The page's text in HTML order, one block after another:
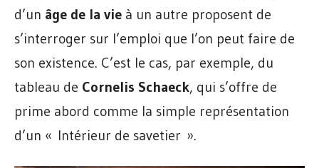
d’un âge de la vie à un autre proposent de
s’interroger sur l’emploi que l’on peut faire de
son existence. C’est le cas, par exemple, du
tableau de Cornelis Schaeck, qui s’offre de
prime abord comme la simple représentation
d’un « Intérieur de savetier ».